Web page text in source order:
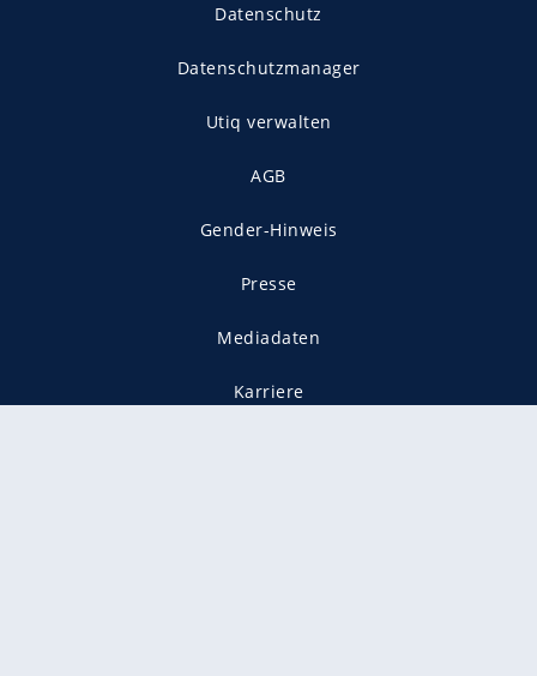
Datenschutz
Datenschutzmanager
Utiq verwalten
AGB
Gender-Hinweis
Presse
Mediadaten
Karriere